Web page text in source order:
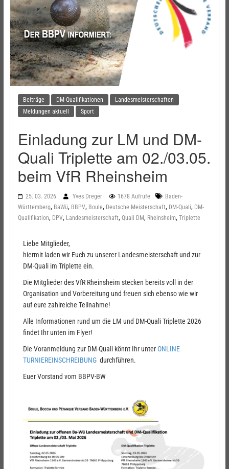
Beiträge DM-Qualifikationen
Landesmeisterschaften
Meldungen aktuell
Sport
Einladung zur LM und DM-
Quali Triplette am 02./03.05.
beim VfR Rheinsheim
25. 03. 2026 Yves Dreger 1678 Aufrufe
Baden-
Württemberg, BaWü, BBPV, Boule, Deutsche Meisterschaft, DM-Quali, DM-
Qualifikation, DPV, Landesmeisterschaft, Quali DM, Rheinsheim, Triplette
Liebe Mitglieder,
hiermit laden wir Euch zu unserer Landesmeisterschaft und zur
DM-Quali im Triplette ein.
Die Mitglieder des VfR Rheinsheim stecken bereits voll in der
Organisation und Vorbereitung und freuen sich ebenso wie wir
auf eure zahlreiche Teilnahme!
Alle Informationen rund um die LM und DM-Quali Triplette 2026
findet Ihr unten im Flyer!
Die Voranmeldung zur DM-Quali könnt Ihr unterONLINE
TURNIEREINSCHREIBUNG durchführen.
Euer Vorstand vom BBPV-BW